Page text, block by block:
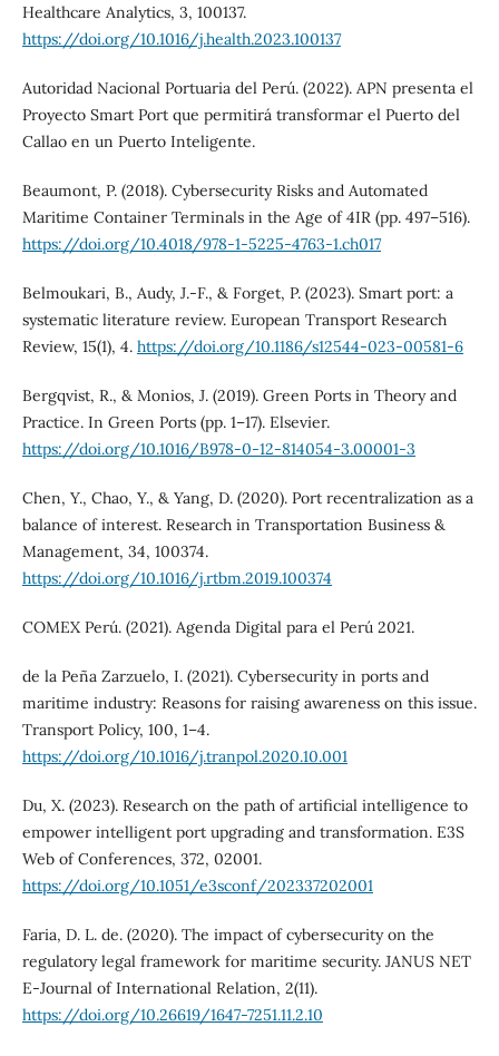
Healthcare Analytics, 3, 100137.
https://doi.org/10.1016/j.health.2023.100137
Autoridad Nacional Portuaria del Perú. (2022). APN presenta el
Proyecto Smart Port que permitirá transformar el Puerto del
Callao en un Puerto Inteligente.
Beaumont, P. (2018). Cybersecurity Risks and Automated
Maritime Container Terminals in the Age of 4IR (pp. 497–516).
https://doi.org/10.4018/978-1-5225-4763-1.ch017
Belmoukari, B., Audy, J.-F., & Forget, P. (2023). Smart port: a
systematic literature review. European Transport Research
Review, 15(1), 4. https://doi.org/10.1186/s12544-023-00581-6
Bergqvist, R., & Monios, J. (2019). Green Ports in Theory and
Practice. In Green Ports (pp. 1–17). Elsevier.
https://doi.org/10.1016/B978-0-12-814054-3.00001-3
Chen, Y., Chao, Y., & Yang, D. (2020). Port recentralization as a
balance of interest. Research in Transportation Business &
Management, 34, 100374.
https://doi.org/10.1016/j.rtbm.2019.100374
COMEX Perú. (2021). Agenda Digital para el Perú 2021.
de la Peña Zarzuelo, I. (2021). Cybersecurity in ports and
maritime industry: Reasons for raising awareness on this issue.
Transport Policy, 100, 1–4.
https://doi.org/10.1016/j.tranpol.2020.10.001
Du, X. (2023). Research on the path of artificial intelligence to
empower intelligent port upgrading and transformation. E3S
Web of Conferences, 372, 02001.
https://doi.org/10.1051/e3sconf/202337202001
Faria, D. L. de. (2020). The impact of cybersecurity on the
regulatory legal framework for maritime security. JANUS NET
E-Journal of International Relation, 2(11).
https://doi.org/10.26619/1647-7251.11.2.10